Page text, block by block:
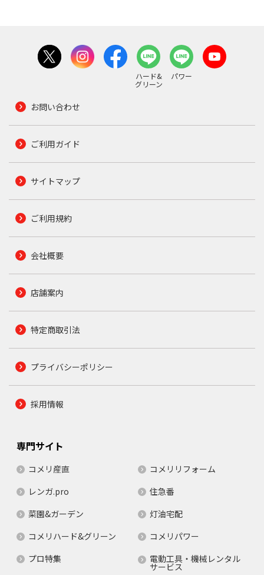
ハード&
グリーン
パワー
お問い合わせ
ご利用ガイド
サイトマップ
ご利用規約
会社概要
店舗案内
特定商取引法
プライバシーポリシー
採用情報
専門サイト
コメリ産直
コメリリフォーム
レンガ.pro
住急番
菜園&ガーデン
灯油宅配
コメリハード&グリーン
コメリパワー
プロ特集
電動工具・機械レンタル
サービス